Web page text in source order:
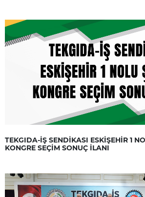
TEKGIDA-İŞ SENDİKASI ESKİŞEHİR 1
KONGRE SEÇİM SONUÇ İLANI